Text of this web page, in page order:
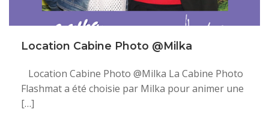
Location Cabine Photo @Milka
Location Cabine Photo @Milka La Cabine Photo
Flashmat a été choisie par Milka pour animer une
[…]